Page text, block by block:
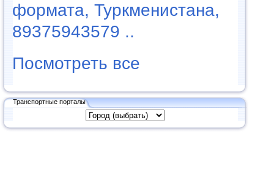
формата, Туркменистана,
89375943579 ..
Посмотреть все
Транспортные порталы